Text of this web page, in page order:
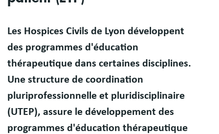
Résumé
Les Hospices Civils de Lyon développent
des programmes d'éducation
thérapeutique dans certaines disciplines.
Une structure de coordination
pluriprofessionnelle et pluridisciplinaire
(UTEP), assure le développement des
programmes d'éducation thérapeutique